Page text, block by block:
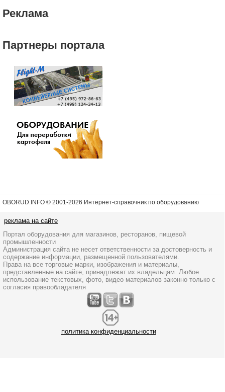
Реклама
Партнеры портала
OBORUD.INFO © 2001-2026 Интернет-справочник по оборудованию
реклама на сайте
Портал оборудования для магазинов, ресторанов, пищевой
промышленности
Администрация сайта не несет ответственности за достоверность и
содержание информации, размещенной пользователями.
Права на все торговые марки, изображения и материалы,
представленные на сайте, принадлежат их владельцам. Любое
использование текстовых, фото, видео материалов законно только с
согласия правообладателя
политика конфиденциальности